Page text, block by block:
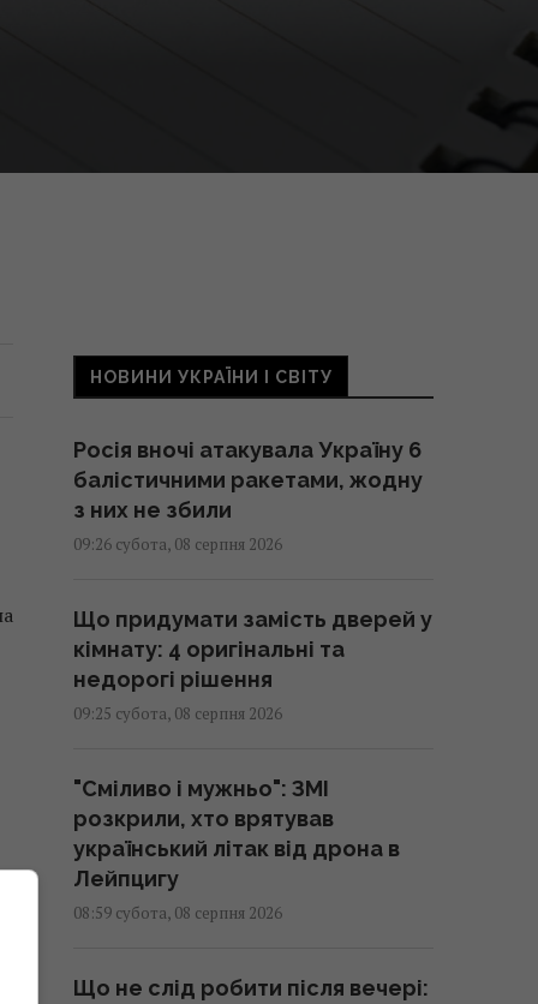
НОВИНИ УКРАЇНИ І СВІТУ
Росія вночі атакувала Україну 6
балістичними ракетами, жодну
з них не збили
09:26 субота, 08 серпня 2026
Що придумати замість дверей у
кімнату: 4 оригінальні та
недорогі рішення
09:25 субота, 08 серпня 2026
"Сміливо і мужньо": ЗМІ
розкрили, хто врятував
український літак від дрона в
Лейпцигу
08:59 субота, 08 серпня 2026
Що не слід робити після вечері: